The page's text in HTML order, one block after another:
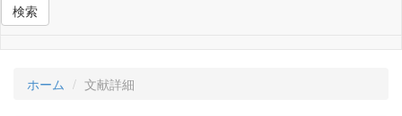
検索
ホーム 文献詳細